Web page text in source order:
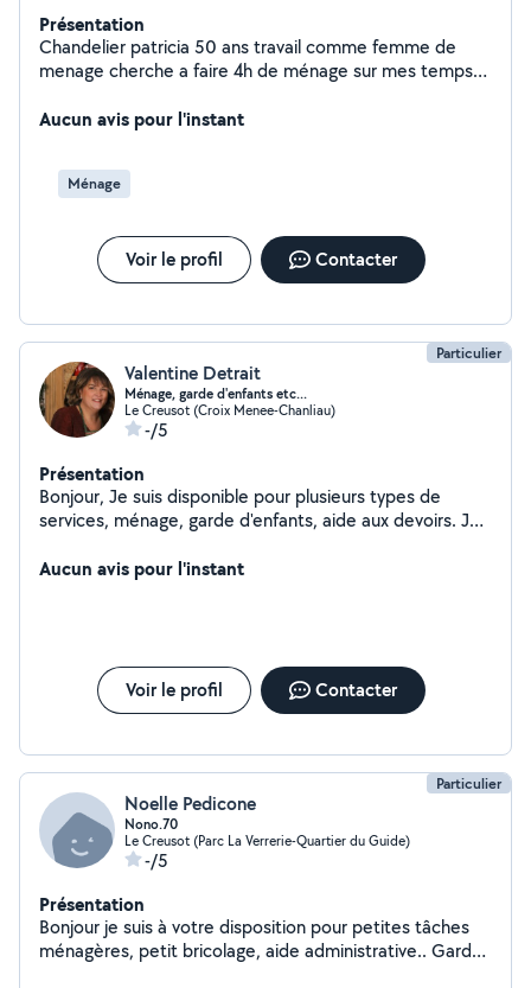
Présentation
Chandelier patricia 50 ans travail comme femme de
menage cherche a faire 4h de ménage sur mes temps
Aucun avis pour l'instant
Ménage
Voir le profil Contacter
Particulier
Valentine Detrait
Ménage, garde d'enfants etc...
Le Creusot (Croix Menee-Chanliau)
-/5
Présentation
Bonjour, Je suis disponible pour plusieurs types de
services, ménage, garde d'enfants, aide aux devoirs. Je
écoles.
Aucun avis pour l'instant
Voir le profil Contacter
Particulier
Noelle Pedicone
Nono.70
Le Creusot (Parc La Verrerie-Quartier du Guide)
-/5
Présentation
Bonjour je suis à votre disposition pour petites tâches
ménagères, petit bricolage, aide administrative.. Garde